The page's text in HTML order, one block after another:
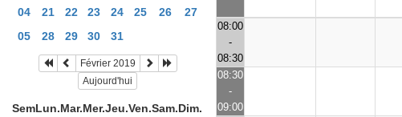
04
21 22 23 24 25 26
27
05
28 29 30 31
Février 2019
Aujourd'hui
SemLun.Mar.Mer.Jeu.Ven.Sam.Dim.
08:00
-
08:30
08:30
-
09:00